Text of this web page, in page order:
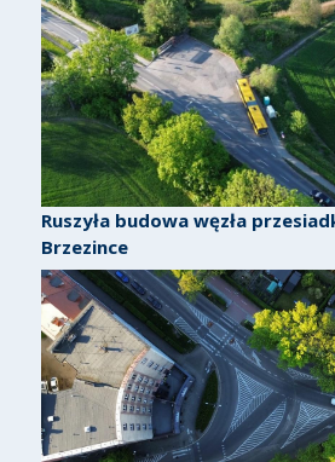
Ruszyła budowa węzła
Brzezince